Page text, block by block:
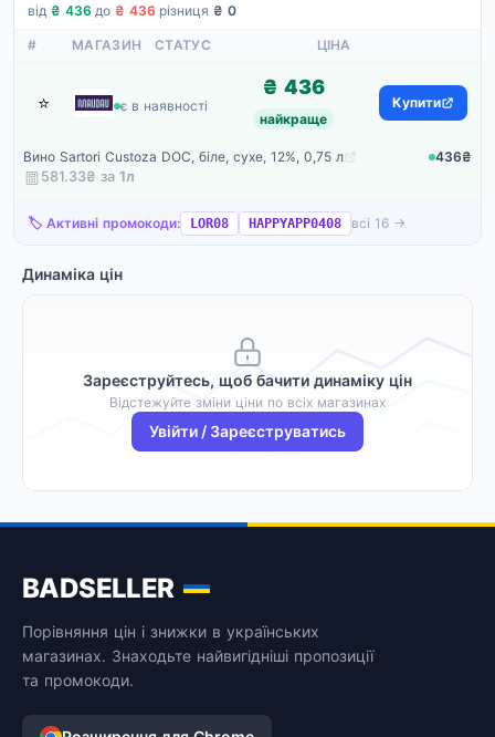
від ₴ 436·до ₴ 436·різниця ₴ 0
# МАГАЗИН СТАТУС ЦІНА
⭐ Maudau
є в наявності
₴ 436
найкраще
Купити
Вино Sartori Custoza DOC, біле, сухе, 12%, 0,75 л
436₴
581.33₴ за 1л
🏷️ Активні промокоди: LOR08 HAPPYAPP0408 всі 16 →
Динаміка цін
Зареєструйтесь, щоб бачити динаміку цін
Відстежуйте зміни ціни по всіх магазинах
Увійти / Зареєструватись
BADSELLER
Порівняння цін і знижки в українських
магазинах. Знаходьте найвигідніші пропозиції
та промокоди.